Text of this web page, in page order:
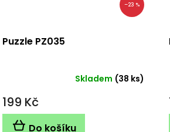
–23 %
Puzzle PZ035
Skladem (38 ks)
199 Kč
Do košíku